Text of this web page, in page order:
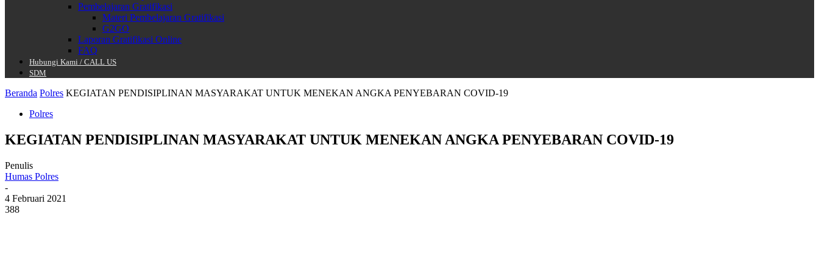
Pembelajaran Gratifikasi
Materi Pembelajaran Gratifikasi
G2GO
Laporan Gratifikasi Online
FAQ
Hubungi Kami / CALL US
SDM
Beranda Polres KEGIATAN PENDISIPLINAN MASYARAKAT UNTUK MENEKAN ANGKA PENYEBARAN COVID-19
Polres
KEGIATAN PENDISIPLINAN MASYARAKAT UNTUK MENEKAN ANGKA PENYEBARAN COVID-19
Penulis
Humas Polres
-
4 Februari 2021
388